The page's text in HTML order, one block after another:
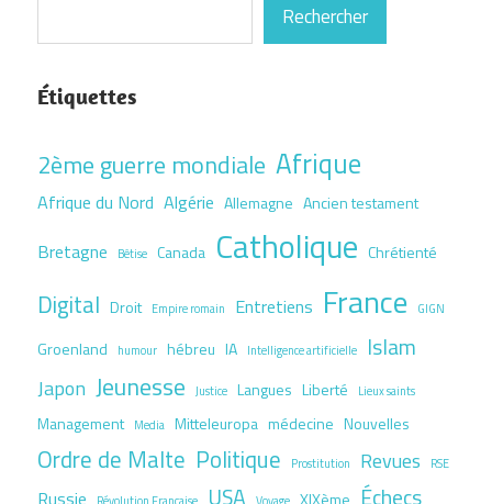
Rechercher
Étiquettes
2ème guerre mondiale Afrique
Afrique du Nord Algérie Allemagne Ancien testament
Bretagne Bêtise Canada Catholique Chrétienté
Digital Droit Empire romain Entretiens France GIGN
Groenland humour hébreu IA Intelligence artificielle Islam
Japon Jeunesse Justice Langues Liberté Lieux saints
Management Media Mitteleuropa médecine Nouvelles
Ordre de Malte Politique Prostitution Revues RSE
Russie Révolution Française USA Voyage XIXème Échecs